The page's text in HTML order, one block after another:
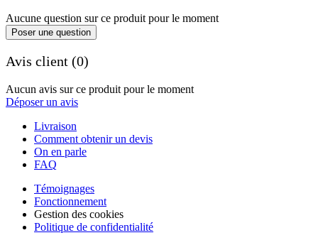
Aucune question sur ce produit pour le moment
Poser une question
Avis client (0)
Aucun avis sur ce produit pour le moment
Déposer un avis
Livraison
Comment obtenir un devis
On en parle
FAQ
Témoignages
Fonctionnement
Gestion des cookies
Politique de confidentialité